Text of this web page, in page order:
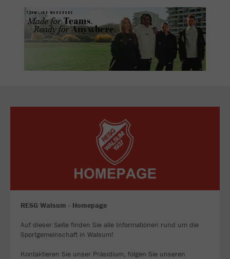
RESG Walsum - Homepage
Auf dieser Seite finden Sie alle Informationen rund um die
Sportgemeinschaft in Walsum!
Kontaktieren Sie unser Präsidium, folgen Sie unseren